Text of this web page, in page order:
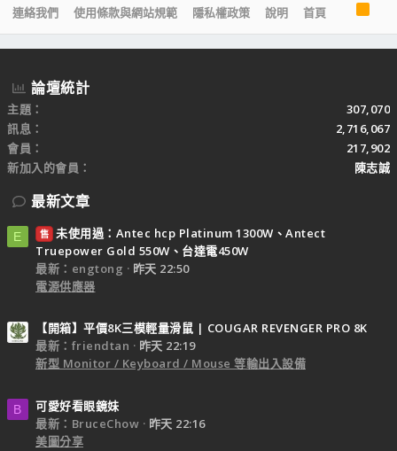
連絡我們
使用條款與網站規範 隱私權政策 說明 首頁
S
論壇統計
主題
307,070
訊息
2,716,067
會員
217,902
新加入的會員
陳志誠
最新文章
E 售 未使用過：Antec hcp Platinum 1300W、Antect
Truepower Gold 550W、台達電450W
最新：engtong
昨天 22:50
電源供應器
【開箱】平價8K三模輕量滑鼠 | COUGAR REVENGER PRO 8K
最新：friendtan
昨天 22:19
新型 Monitor / Keyboard / Mouse 等輸出入設備
B
可愛好看眼鏡妹
最新：BruceChow
昨天 22:16
美圖分享